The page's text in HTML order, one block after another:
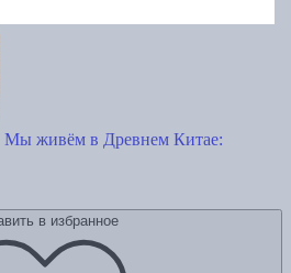
Мы живём в Древнем Китае:
в избранное